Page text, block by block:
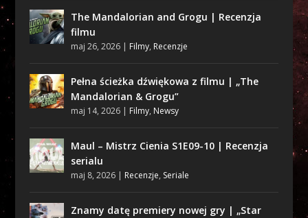
The Mandalorian and Grogu | Recenzja
filmu
maj 26, 2026| Filmy, Recenzje
Pełna ścieżka dźwiękowa z filmu | „The
Mandalorian & Grogu”
maj 14, 2026| Filmy, Newsy
Maul – Mistrz Cienia S1E09-10 | Recenzja
serialu
maj 8, 2026| Recenzje, Seriale
Znamy datę premiery nowej gry | „Star